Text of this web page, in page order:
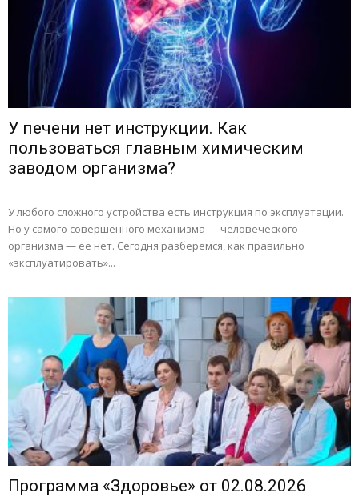
У печени нет инструкции. Как
пользоваться главным химическим
заводом организма?
У любого сложного устройства есть инструкция по эксплуатации.
Но у самого совершенного механизма — человеческого
организма — ее нет. Сегодня разберемся, как правильно
«эксплуатировать»...
Программа «Здоровье» от 02.08.2026